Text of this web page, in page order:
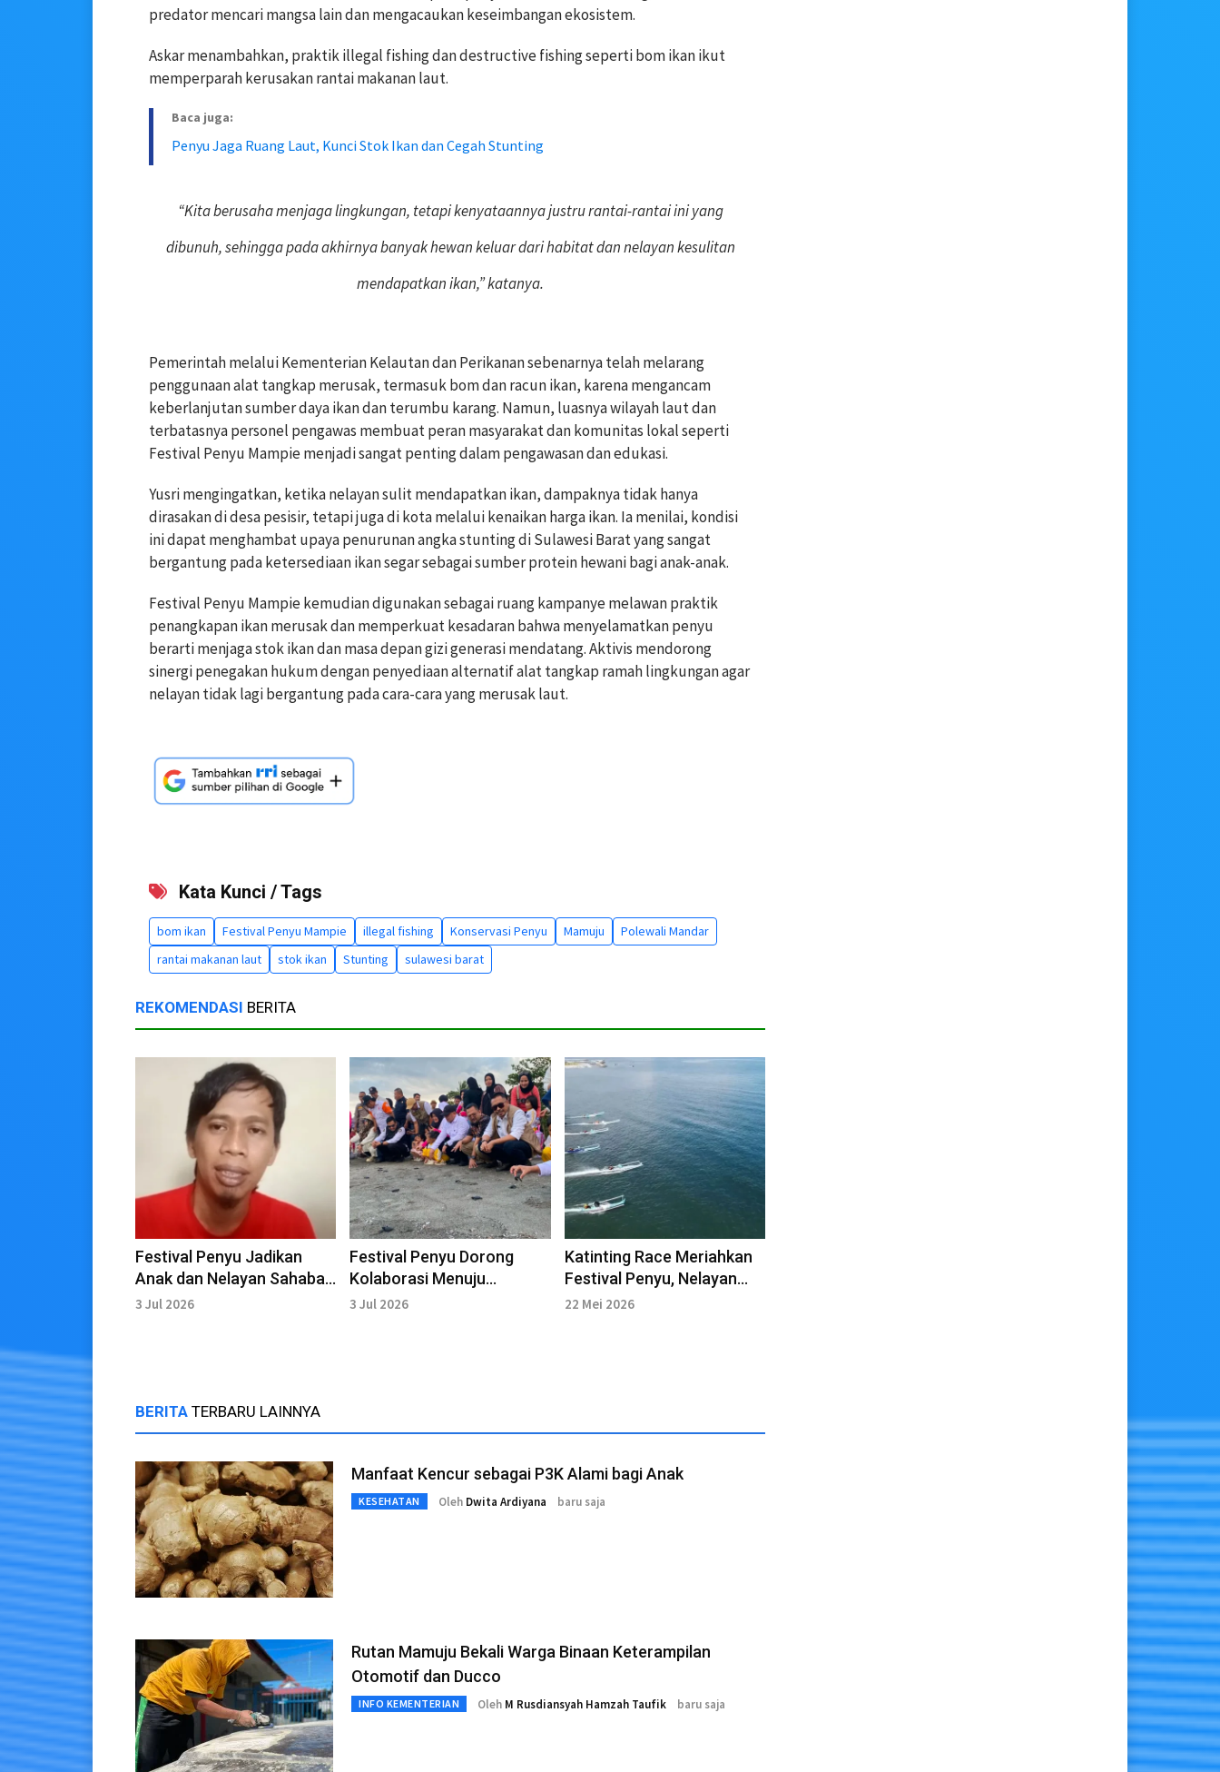
predator mencari mangsa lain dan mengacaukan keseimbangan ekosistem.
Askar menambahkan, praktik illegal fishing dan destructive fishing seperti bom ikan ikut
memperparah kerusakan rantai makanan laut.
Baca juga:
Penyu Jaga Ruang Laut, Kunci Stok Ikan dan Cegah Stunting
“Kita berusaha menjaga lingkungan, tetapi kenyataannya justru rantai-rantai ini yang
dibunuh, sehingga pada akhirnya banyak hewan keluar dari habitat dan nelayan kesulitan
mendapatkan ikan,” katanya.
Pemerintah melalui Kementerian Kelautan dan Perikanan sebenarnya telah melarang
penggunaan alat tangkap merusak, termasuk bom dan racun ikan, karena mengancam
keberlanjutan sumber daya ikan dan terumbu karang. Namun, luasnya wilayah laut dan
terbatasnya personel pengawas membuat peran masyarakat dan komunitas lokal seperti
Festival Penyu Mampie menjadi sangat penting dalam pengawasan dan edukasi.
Yusri mengingatkan, ketika nelayan sulit mendapatkan ikan, dampaknya tidak hanya
dirasakan di desa pesisir, tetapi juga di kota melalui kenaikan harga ikan. Ia menilai, kondisi
ini dapat menghambat upaya penurunan angka stunting di Sulawesi Barat yang sangat
bergantung pada ketersediaan ikan segar sebagai sumber protein hewani bagi anak-anak.
Festival Penyu Mampie kemudian digunakan sebagai ruang kampanye melawan praktik
penangkapan ikan merusak dan memperkuat kesadaran bahwa menyelamatkan penyu
berarti menjaga stok ikan dan masa depan gizi generasi mendatang. Aktivis mendorong
sinergi penegakan hukum dengan penyediaan alternatif alat tangkap ramah lingkungan agar
nelayan tidak lagi bergantung pada cara-cara yang merusak laut.
Kata Kunci / Tags
bom ikan Festival Penyu Mampie illegal fishing Konservasi Penyu Mamuju
Polewali Mandar
rantai makanan laut
stok ikan Stunting sulawesi barat
REKOMENDASI BERITA
Festival Penyu Jadikan
Anak dan Nelayan Sahabat
Laut
3 Jul 2026
Festival Penyu Dorong
Kolaborasi Menuju
Ekonomi Biru
3 Jul 2026
Katinting Race Meriahkan
Festival Penyu, Nelayan
Sulbar–Sulsel Berebut
22 Mei 2026
BERITA TERBARU LAINNYA
Manfaat Kencur sebagai P3K Alami bagi Anak
KESEHATAN Oleh Dwita Ardiyana baru saja
Rutan Mamuju Bekali Warga Binaan Keterampilan
Otomotif dan Ducco
INFO KEMENTERIAN Oleh M Rusdiansyah Hamzah Taufik baru saja